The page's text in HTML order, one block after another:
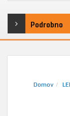
Podrobno
Domov